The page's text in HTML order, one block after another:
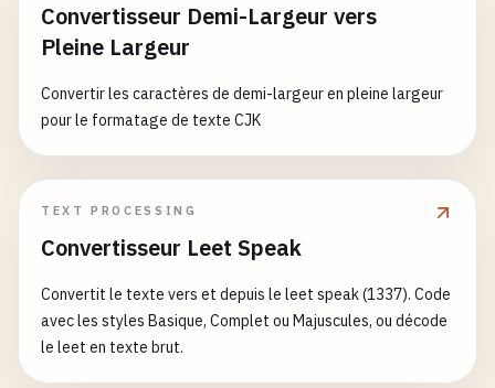
Convertisseur Demi-Largeur vers
Pleine Largeur
Convertir les caractères de demi-largeur en pleine largeur
pour le formatage de texte CJK
TEXT PROCESSING
Convertisseur Leet Speak
Convertit le texte vers et depuis le leet speak (1337). Code
avec les styles Basique, Complet ou Majuscules, ou décode
le leet en texte brut.